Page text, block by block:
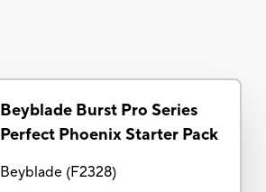
Beyblade Burst Pro Series
Perfect Phoenix Starter Pack
Beyblade(F2328)